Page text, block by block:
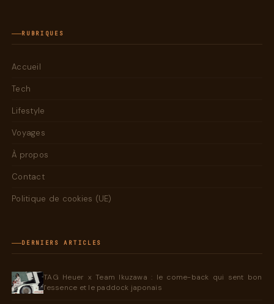
RUBRIQUES
Accueil
Tech
Lifestyle
Voyages
À propos
Contact
Politique de cookies (UE)
DERNIERS ARTICLES
TAG Heuer x Team Ikuzawa : le come-back qui sent bon
l'essence et le paddock japonais